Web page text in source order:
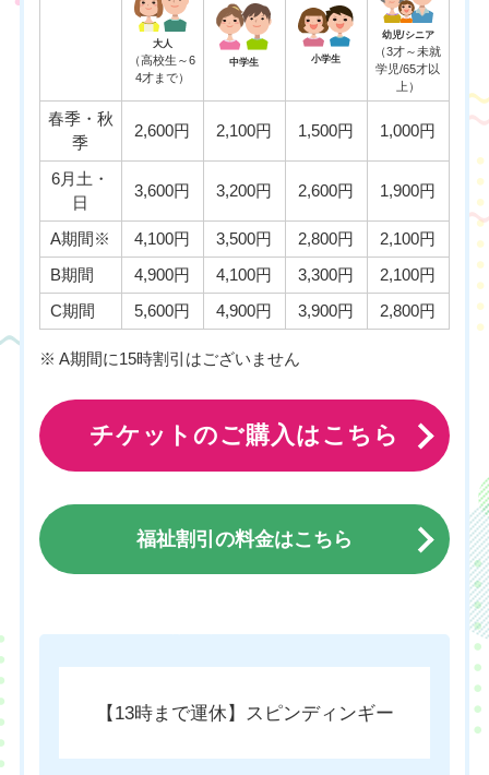
大人
（高校生～6
4才まで）
中学生 小学生
幼児/シニア
（3才～未就
学児/65才以
上）
春季・秋
季
2,600円 2,100円 1,500円 1,000円
6月土・
日
3,600円 3,200円 2,600円 1,900円
A期間※ 4,100円 3,500円 2,800円
2,100円
B期間
4,900円 4,100円 3,300円
2,100円
C期間
5,600円 4,900円 3,900円 2,800円
※ A期間に15時割引はございません
チケットのご購入はこちら
福祉割引の料金はこちら
【13時まで運休】スピンディンギー